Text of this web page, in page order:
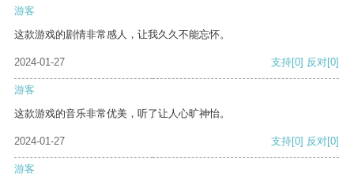
游客
这款游戏的剧情非常感人，让我久久不能忘怀。
2024-01-27 支持[0] 反对[0]
游客
这款游戏的音乐非常优美，听了让人心旷神怡。
2024-01-27 支持[0] 反对[0]
游客